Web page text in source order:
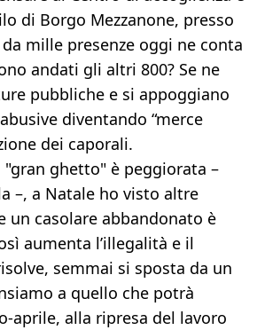
di Borgo Mezzanone, presso
mille presenze oggi ne conta
andati gli altri 800? Se ne
pubbliche e si appoggiano
diventando “merce
dei caporali.
"gran ghetto" è peggiorata –
–, a Natale ho visto altre
un casolare abbandonato è
aumenta l’illegalità e il
semmai si sposta da un
a quello che potrà
aprile, alla ripresa del lavoro